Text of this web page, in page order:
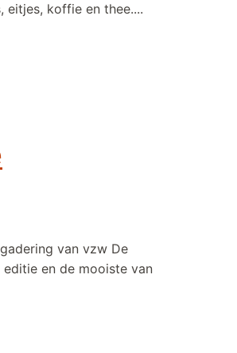
koffie en thee....
van vzw De
en de mooiste van